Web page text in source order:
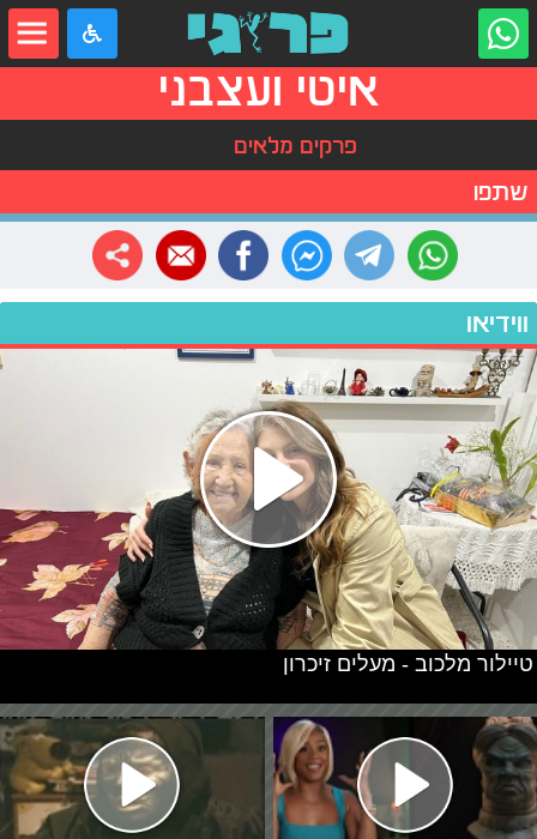
איטי ועצבני
פרקים מלאים
שתפו
ווידיאו
טיילור מלכוב - מעלים זיכרון